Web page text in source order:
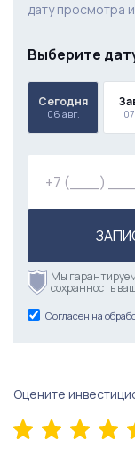
дату просмотра
Выберите
Сегодня
06 авг.
Мы
сохранность
Согласен на
Оцените